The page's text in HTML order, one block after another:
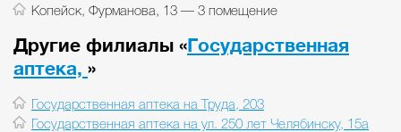
Копейск, Фурманова, 13 — 3 помещение
Другие филиалы «Государственная
аптека, »
Государственная аптека на Труда, 203
Государственная аптека на ул. 250 лет Челябинску, 15а